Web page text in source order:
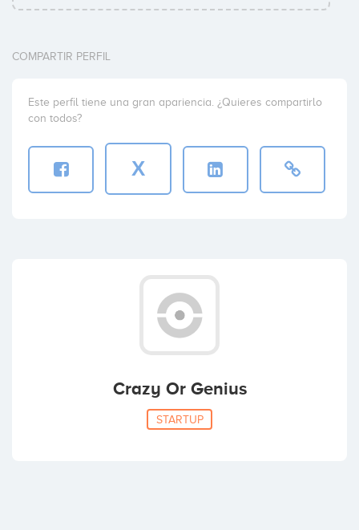
COMPARTIR PERFIL
Este perfil tiene una gran apariencia. ¿Quieres compartirlo
con todos?
X
Crazy Or Genius
STARTUP